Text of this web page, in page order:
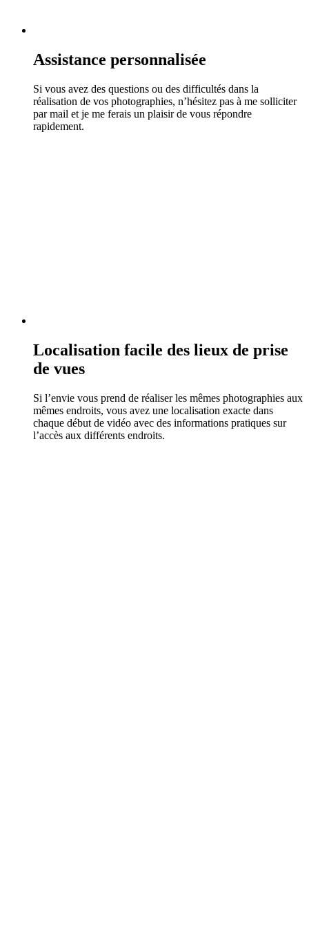
Assistance personnalisée
Si vous avez des questions ou des difficultés dans la
réalisation de vos photographies, n’hésitez pas à me solliciter
par mail et je me ferais un plaisir de vous répondre
rapidement.
Localisation facile des lieux de prise
de vues
Si l’envie vous prend de réaliser les mêmes photographies aux
mêmes endroits, vous avez une localisation exacte dans
chaque début de vidéo avec des informations pratiques sur
l’accès aux différents endroits.